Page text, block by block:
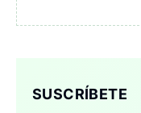
SUSCRÍBETE